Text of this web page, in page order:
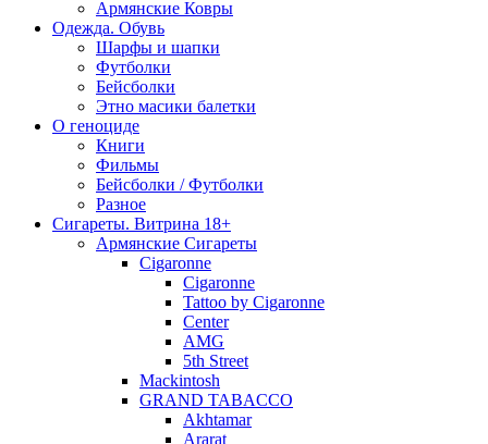
Армянские Ковры
Одежда. Обувь
Шарфы и шапки
Футболки
Бейсболки
Этно масики балетки
О геноциде
Книги
Фильмы
Бейсболки / Футболки
Разное
Сигареты. Витрина 18+
Армянские Сигареты
Cigaronne
Cigaronne
Tattoo by Cigaronne
Center
AMG
5th Street
Mackintosh
GRAND TABACCO
Akhtamar
Ararat